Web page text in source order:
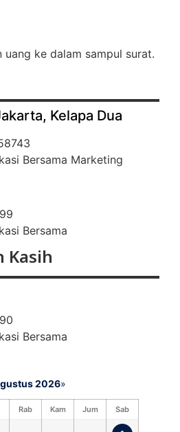
uang ke dalam sampul surat.
Kelapa Dua
Bersama Marketing
Bersama
Kasih
Bersama
2026»
Rab Kam Jum Sab